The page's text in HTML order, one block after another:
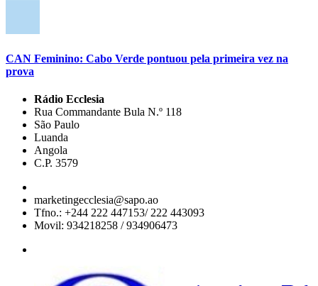
CAN Feminino: Cabo Verde pontuou pela primeira vez na
prova
Rádio Ecclesia
Rua Commandante Bula N.º 118
São Paulo
Luanda
Angola
C.P. 3579
marketingecclesia@sapo.ao
Tfno.: +244 222 447153/ 222 443093
Movil: 934218258 / 934906473